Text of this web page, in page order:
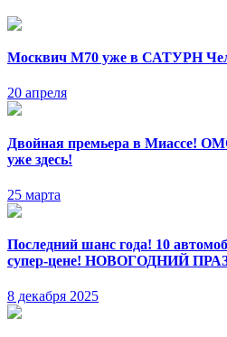
Москвич М70 уже в САТУРН
20 апреля
Двойная премьера в Миассе!
уже здесь!
25 марта
Последний шанс года! 10
супер-цене! НОВОГОДНИЙ
8 декабря 2025